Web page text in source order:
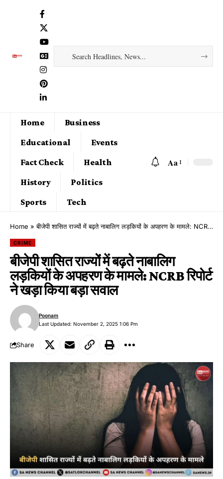
Home
Business
Educational
Events
Fact Check
Health
History
Politics
Sports
Tech
Aa
Home »बीजेपी शासित राज्यों में बढ़ते नाबालिग लड़कियों के अपहरण के मामले: NCRB रिपोर्ट ने खड़ा किया बड़ा सवाल
CRIME
बीजेपी शासित राज्यों में बढ़ते नाबालिग
लड़कियों के अपहरण के मामले: NCRB रिपोर्ट
ने खड़ा किया बड़ा सवाल
Last Updated: November 2, 2025 1:06 Pm
Poonam
Share